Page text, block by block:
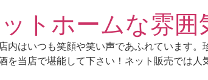
トホームな雰
はいつも笑顔や笑い声であふれています
当店で堪能して下さい！ネット販売では